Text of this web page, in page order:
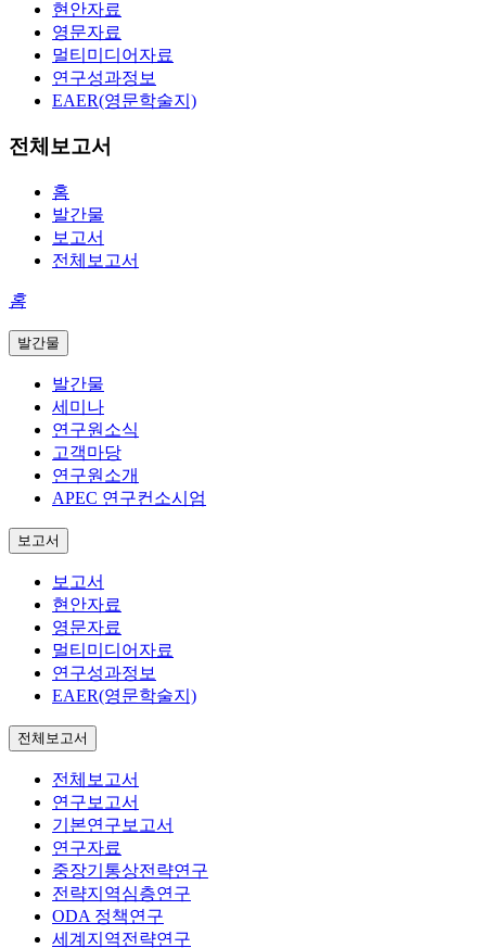
현안자료
영문자료
멀티미디어자료
연구성과정보
EAER(영문학술지)
전체보고서
홈
발간물
보고서
전체보고서
홈
발간물
발간물
세미나
연구원소식
고객마당
연구원소개
APEC 연구컨소시엄
보고서
보고서
현안자료
영문자료
멀티미디어자료
연구성과정보
EAER(영문학술지)
전체보고서
전체보고서
연구보고서
기본연구보고서
연구자료
중장기통상전략연구
전략지역심층연구
ODA 정책연구
세계지역전략연구